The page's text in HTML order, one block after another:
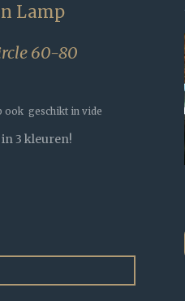
Lamp
60-80
ook geschikt in vide
3 kleuren!